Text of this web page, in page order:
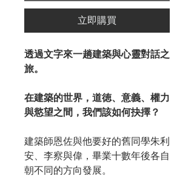
立即購買
透過文字來一趟建築與心靈對話之
旅。
在建築的世界，道徳、意義、權力
與慾望之間，我們該如何抉擇？
建築師恩佐與他要好的舊同學朱利
安、李察與偉，畢業十數年後各自
朝不同的方向發展。